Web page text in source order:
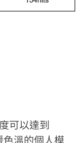
可以達到
溫的個人模